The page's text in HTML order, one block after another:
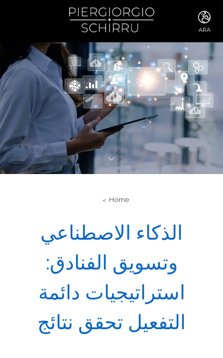
ARA
ENG
FRA
DEU
ESP
RUS
CHI
JPN
SVE
POR
ARA
DUT
Home
الذكاء الاصطناعي
وتسويق الفنادق:
استراتيجيات دائمة
التفعيل تحقق نتائج